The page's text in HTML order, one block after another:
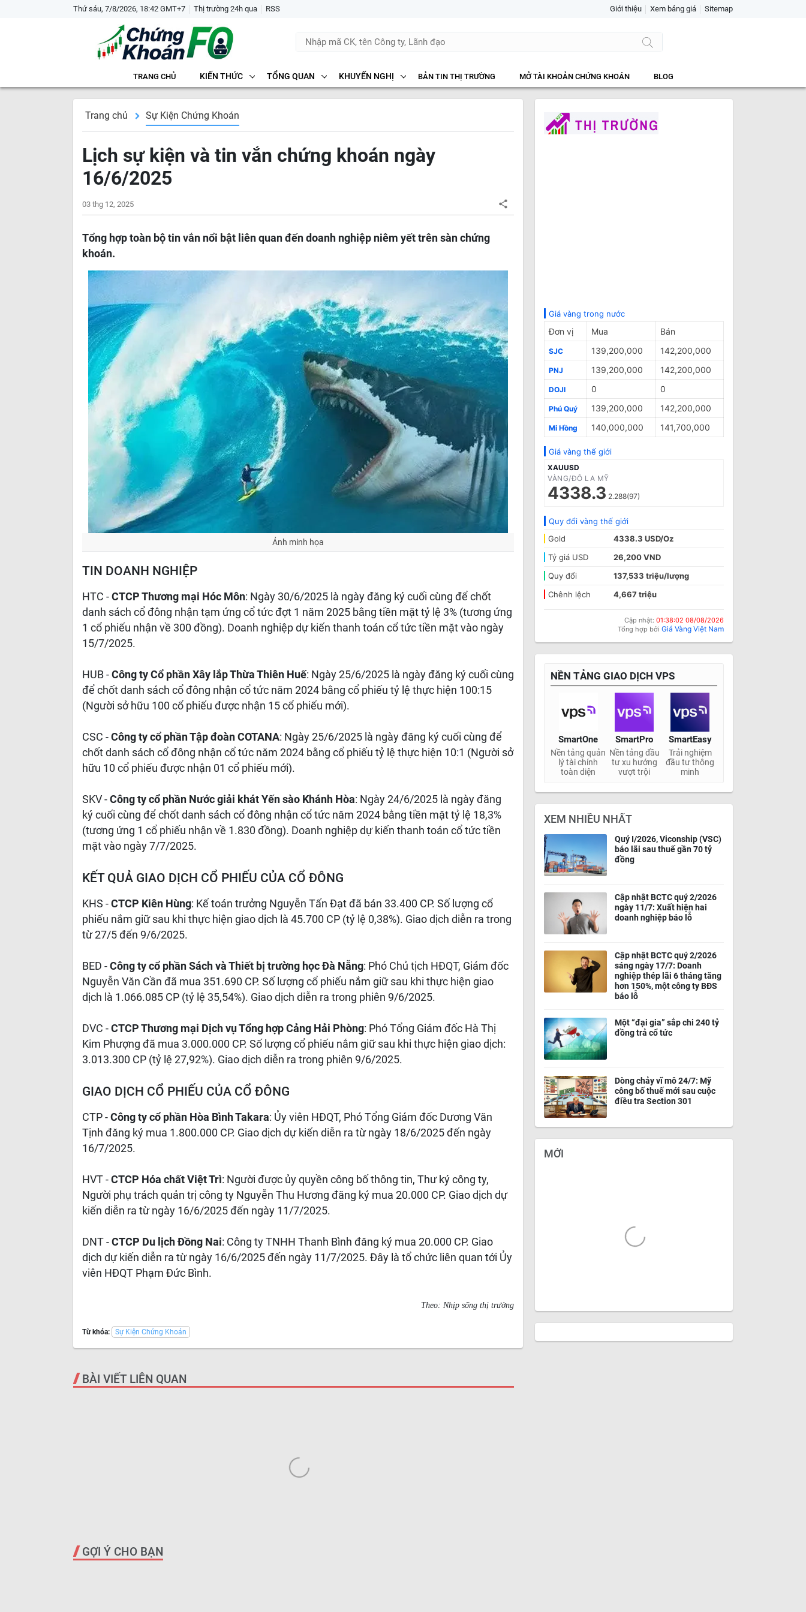
Thứ sáu, 7/8/2026, 18:42 GMT+7 Thị trường 24h qua RSS Giới thiệu Xem bảng giá Sitemap
TRANG CHỦ KIẾN THỨC TỔNG QUAN KHUYẾN NGHỊ BẢN TIN THỊ TRƯỜNG MỞ TÀI KHOẢN CHỨNG KHOÁN BLOG
Trang chủ Sự Kiện Chứng Khoán
Lịch sự kiện và tin vắn chứng khoán ngày
16/6/2025
03 thg 12, 2025
Tổng hợp toàn bộ tin vắn nổi bật liên quan đến doanh nghiệp niêm yết trên sàn chứng
khoán.
Ảnh minh họa
TIN DOANH NGHIỆP
HTC - CTCP Thương mại Hóc Môn: Ngày 30/6/2025 là ngày đăng ký cuối cùng để chốt
danh sách cổ đông nhận tạm ứng cổ tức đợt 1 năm 2025 bằng tiền mặt tỷ lệ 3% (tương ứng
1 cổ phiếu nhận về 300 đồng). Doanh nghiệp dự kiến thanh toán cổ tức tiền mặt vào ngày
15/7/2025.
HUB - Công ty Cổ phần Xây lắp Thừa Thiên Huế: Ngày 25/6/2025 là ngày đăng ký cuối cùng
để chốt danh sách cổ đông nhận cổ tức năm 2024 bằng cổ phiếu tỷ lệ thực hiện 100:15
(Người sở hữu 100 cổ phiếu được nhận 15 cổ phiếu mới).
CSC - Công ty cổ phần Tập đoàn COTANA: Ngày 25/6/2025 là ngày đăng ký cuối cùng để
chốt danh sách cổ đông nhận cổ tức năm 2024 bằng cổ phiếu tỷ lệ thực hiện 10:1 (Người sở
hữu 10 cổ phiếu được nhận 01 cổ phiếu mới).
SKV - Công ty cổ phần Nước giải khát Yến sào Khánh Hòa: Ngày 24/6/2025 là ngày đăng
ký cuối cùng để chốt danh sách cổ đông nhận cổ tức năm 2024 bằng tiền mặt tỷ lệ 18,3%
(tương ứng 1 cổ phiếu nhận về 1.830 đồng). Doanh nghiệp dự kiến thanh toán cổ tức tiền
mặt vào ngày 7/7/2025.
KẾT QUẢ GIAO DỊCH CỔ PHIẾU CỦA CỔ ĐÔNG
KHS - CTCP Kiên Hùng: Kế toán trưởng Nguyễn Tấn Đạt đã bán 33.400 CP. Số lượng cổ
phiếu nắm giữ sau khi thực hiện giao dịch là 45.700 CP (tỷ lệ 0,38%). Giao dịch diễn ra trong
từ 27/5 đến 9/6/2025.
BED - Công ty cổ phần Sách và Thiết bị trường học Đà Nẵng: Phó Chủ tịch HĐQT, Giám đốc
Nguyễn Văn Cần đã mua 351.690 CP. Số lượng cổ phiếu nắm giữ sau khi thực hiện giao
dịch là 1.066.085 CP (tỷ lệ 35,54%). Giao dịch diễn ra trong phiên 9/6/2025.
DVC - CTCP Thương mại Dịch vụ Tổng hợp Cảng Hải Phòng: Phó Tổng Giám đốc Hà Thị
Kim Phượng đã mua 3.000.000 CP. Số lượng cổ phiếu nắm giữ sau khi thực hiện giao dịch:
3.013.300 CP (tỷ lệ 27,92%). Giao dịch diễn ra trong phiên 9/6/2025.
GIAO DỊCH CỔ PHIẾU CỦA CỔ ĐÔNG
CTP - Công ty cổ phần Hòa Bình Takara: Ủy viên HĐQT, Phó Tổng Giám đốc Dương Văn
Tịnh đăng ký mua 1.800.000 CP. Giao dịch dự kiến diễn ra từ ngày 18/6/2025 đến ngày
16/7/2025.
HVT - CTCP Hóa chất Việt Trì: Người được ủy quyền công bố thông tin, Thư ký công ty,
Người phụ trách quản trị công ty Nguyễn Thu Hương đăng ký mua 20.000 CP. Giao dịch dự
kiến diễn ra từ ngày 16/6/2025 đến ngày 11/7/2025.
DNT - CTCP Du lịch Đồng Nai: Công ty TNHH Thanh Bình đăng ký mua 20.000 CP. Giao
dịch dự kiến diễn ra từ ngày 16/6/2025 đến ngày 11/7/2025. Đây là tổ chức liên quan tới Ủy
viên HĐQT Phạm Đức Bình.
Theo: Nhịp sống thị trường
Từ khóa: Sự Kiện Chứng Khoán
BÀI VIẾT LIÊN QUAN
Giá vàng trong nước
Đơn vị Mua Bán
SJC 139,200,000 142,200,000
PNJ 139,200,000 142,200,000
DOJI 0 0
Phú Quý 139,200,000 142,200,000
Mi Hồng 140,000,000 141,700,000
Giá vàng thế giới
XAUUSD
VÀNG/ĐÔ LA MỸ
4338.3 2.288(97)
Quy đổi vàng thế giới
Gold
4338.3 USD/Oz
Tỷ giá USD
26,200 VND
Quy đổi
137,533 triệu/lượng
Chênh lệch
4,667 triệu
Cập nhật: 01:38:02 08/08/2026
Tổng hợp bởi Giá Vàng Việt Nam
NỀN TẢNG GIAO DỊCH VPS
SmartOne SmartPro SmartEasy
Nền tảng quản
lý tài chính
toàn diện
Nền tảng đầu
tư xu hướng
vượt trội
Trải nghiệm
đầu tư thông
minh
XEM NHIỀU NHẤT
Quý I/2026, Viconship (VSC)
báo lãi sau thuế gần 70 tỷ
đồng
Cập nhật BCTC quý 2/2026
ngày 11/7: Xuất hiện hai
doanh nghiệp báo lỗ
Cập nhật BCTC quý 2/2026
sáng ngày 17/7: Doanh
nghiệp thép lãi 6 tháng tăng
hơn 150%, một công ty BĐS
báo lỗ
Một “đại gia” sắp chi 240 tỷ
đồng trả cổ tức
Dòng chảy vĩ mô 24/7: Mỹ
công bố thuế mới sau cuộc
điều tra Section 301
MỚI
GỢI Ý CHO BẠN